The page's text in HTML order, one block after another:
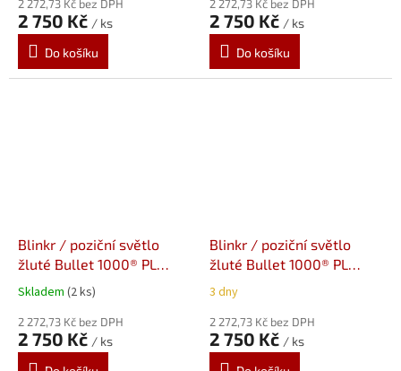
2 272,73 Kč bez DPH
2 750 Kč / ks
Do košíku
2 272,73 Kč bez DPH
2 750 Kč / ks
Do košíku
Blinkr / poziční světlo
žluté Bullet 1000® PL
Kellermann - černé tělo,
čiré sklo
Skladem (2 ks)
2 272,73 Kč bez DPH
2 750 Kč / ks
Blinkr / poziční světlo
žluté Bullet 1000® PL
Kellermann - chromové
tělo, čiré sklo
3 dny
2 272,73 Kč bez DPH
2 750 Kč / ks